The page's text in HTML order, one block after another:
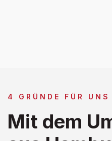
4 GRÜNDE FÜR UNS
Mit dem